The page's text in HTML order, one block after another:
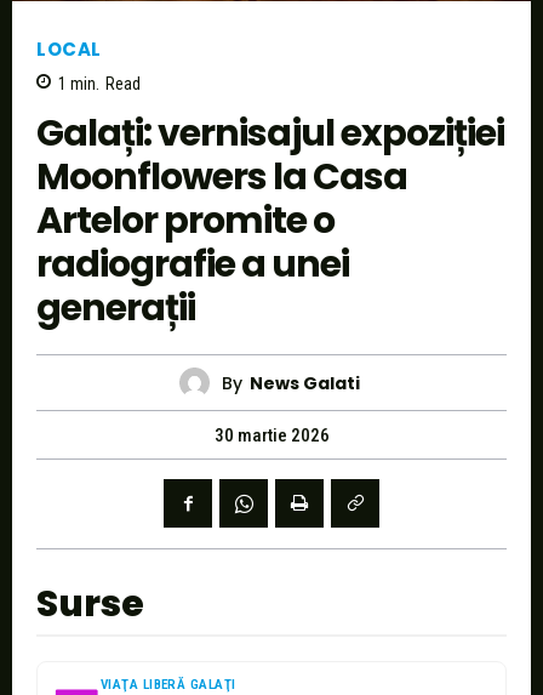
LOCAL
1 min. Read
Galați: vernisajul expoziției
Moonflowers la Casa
Artelor promite o
radiografie a unei
generații
By News Galati
30 martie 2026
Surse
VIAŢA LIBERĂ GALAŢI